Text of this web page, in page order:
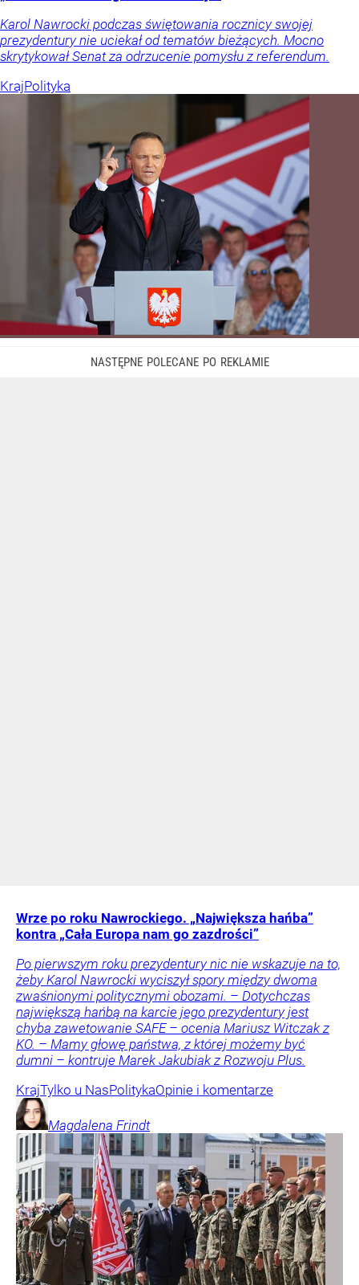
Karol Nawrocki podczas świętowania rocznicy swojej
prezydentury nie uciekał od tematów bieżących. Mocno
skrytykował Senat za odrzucenie pomysłu z referendum.
KrajPolityka
Wrze po roku Nawrockiego. „Największa hańba”
kontra „Cała Europa nam go zazdrości”
Po pierwszym roku prezydentury nic nie wskazuje na to,
żeby Karol Nawrocki wyciszył spory między dwoma
zwaśnionymi politycznymi obozami. – Dotychczas
największą hańbą na karcie jego prezydentury jest
chyba zawetowanie SAFE – ocenia Mariusz Witczak z
KO. – Mamy głowę państwa, z której możemy być
dumni – kontruje Marek Jakubiak z Rozwoju Plus.
KrajTylko u NasPolitykaOpinie i komentarze
Magdalena Frindt